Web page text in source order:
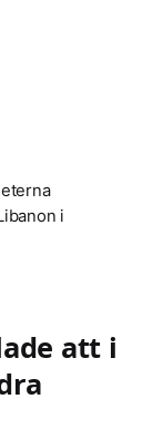
i
att i